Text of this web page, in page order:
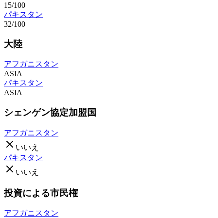
15/100
パキスタン
32/100
大陸
アフガニスタン
ASIA
パキスタン
ASIA
シェンゲン協定加盟国
アフガニスタン
いいえ
パキスタン
いいえ
投資による市民権
アフガニスタン